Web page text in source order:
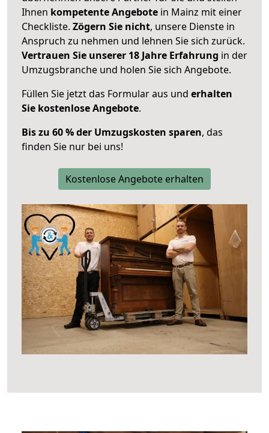
Ihnen kompetente Angebote in Mainz mit einer
Checkliste. Zögern Sie nicht, unsere Dienste in
Anspruch zu nehmen und lehnen Sie sich zurück.
Vertrauen Sie unserer 18 Jahre Erfahrung in der
Umzugsbranche und holen Sie sich Angebote.
Füllen Sie jetzt das Formular aus und erhalten
Sie kostenlose Angebote.
Bis zu 60 % der Umzugskosten sparen, das
finden Sie nur bei uns!
Kostenlose Angebote erhalten